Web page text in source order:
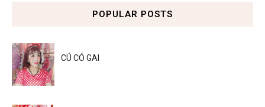
POPULAR POSTS
CÚ CÓ GAI